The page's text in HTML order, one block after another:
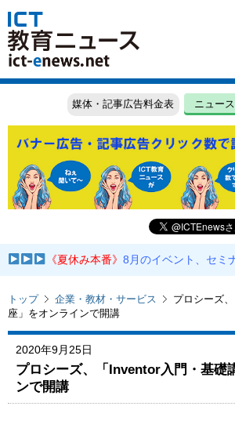
媒体・記事広告料金表 ニュー
《夏休み本番》8月のイベント、セミ
トップ 企業・教材・サービス
プロシーズ
座」をオンラインで開講
2020年9月25日
プロシーズ、「Inventor入門・基礎
ンで開講